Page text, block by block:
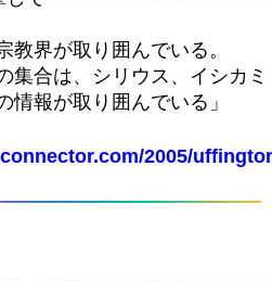
教界が取り囲んでいる。
集合は、シリウス、イシカミ
情報が取り囲んでいる」
2005/